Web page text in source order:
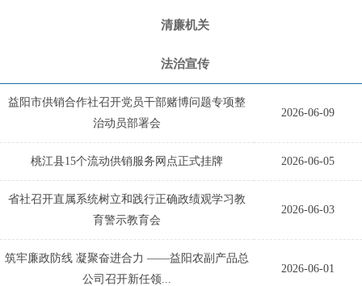
清廉机关
法治宣传
益阳市供销合作社召开党员干部赌博问题专项整
治动员部署会
2026-06-09
桃江县15个流动供销服务网点正式挂牌 2026-06-05
省社召开直属系统树立和践行正确政绩观学习教
育警示教育会
2026-06-03
筑牢廉政防线 凝聚奋进合力 ——益阳农副产品总
公司召开新任领...
2026-06-01